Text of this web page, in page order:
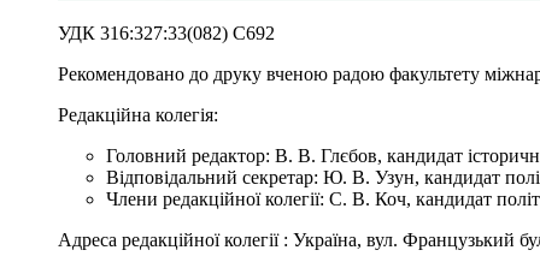
УДК 316:327:33(082) С692
Рекомендовано до друку вченою радою факультету
Редакційна колегія:
Головний редактор: В. В. Глєбов, кандидат
Відповідальний секретар: Ю. В. Узун, кандидат
Члени редакційної колегії: С. В. Коч, кандидат
Адреса редакційної колегії : Україна, вул. Французький